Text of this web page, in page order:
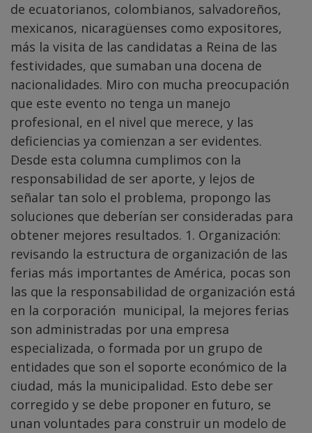
de ecuatorianos, colombianos, salvadoreños,
mexicanos, nicaragüenses como expositores,
más la visita de las candidatas a Reina de las
festividades, que sumaban una docena de
nacionalidades. Miro con mucha preocupación
que este evento no tenga un manejo
profesional, en el nivel que merece, y las
deficiencias ya comienzan a ser evidentes.
Desde esta columna cumplimos con la
responsabilidad de ser aporte, y lejos de
señalar tan solo el problema, propongo las
soluciones que deberían ser consideradas para
obtener mejores resultados. 1. Organización:
revisando la estructura de organización de las
ferias más importantes de América, pocas son
las que la responsabilidad de organización está
en la corporación municipal, la mejores ferias
son administradas por una empresa
especializada, o formada por un grupo de
entidades que son el soporte económico de la
ciudad, más la municipalidad. Esto debe ser
corregido y se debe proponer en futuro, se
unan voluntades para construir un modelo de